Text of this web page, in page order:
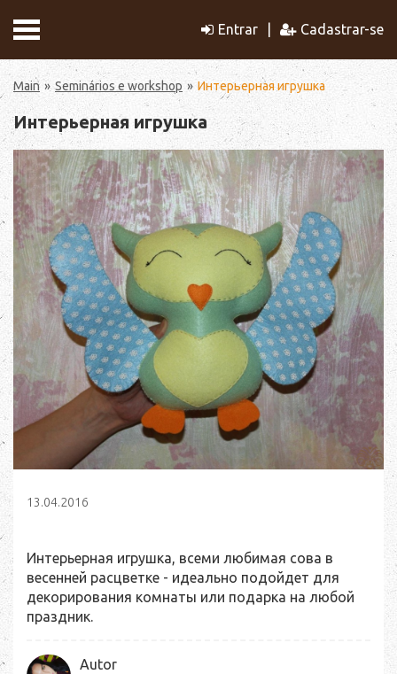
Entrar Cadastrar-se
Main Seminários e workshop Интерьерная игрушка
Интерьерная игрушка
13.04.2016
Интерьерная игрушка, всеми любимая сова в
весенней расцветке - идеально подойдет для
декорирования комнаты или подарка на любой
праздник.
Autor